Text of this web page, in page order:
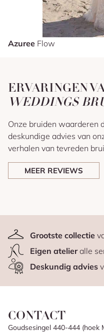
Azuree Flow
ERVARINGEN
WEDDINGS
Onze bruiden waarderen
deskundige advies van
verhalen van tevreden
MEER REVIEWS
Grootste collectie
Eigen atelieralle
Deskundig advies
CONTACT
Goudsesingel 440-444 (hoek